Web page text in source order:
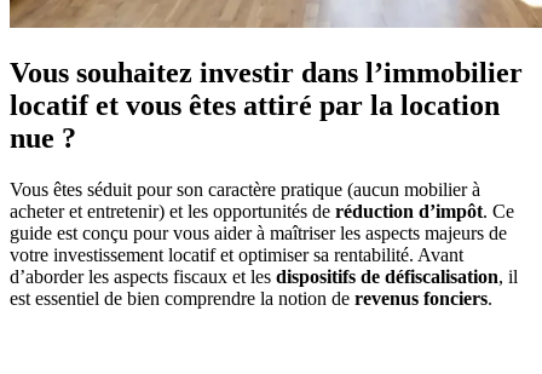
Vous souhaitez investir dans l’immobilier
locatif et vous êtes attiré par la location
nue ?
Vous êtes séduit pour son caractère pratique (aucun mobilier à
acheter et entretenir) et les opportunités de réduction d’impôt. Ce
guide est conçu pour vous aider à maîtriser les aspects majeurs de
votre investissement locatif et optimiser sa rentabilité. Avant
d’aborder les aspects fiscaux et les dispositifs de défiscalisation, il
est essentiel de bien comprendre la notion de revenus fonciers.